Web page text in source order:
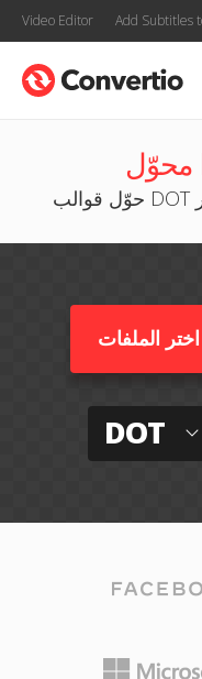
Video Editor Add Subtitles
اختر الملفات
DOT